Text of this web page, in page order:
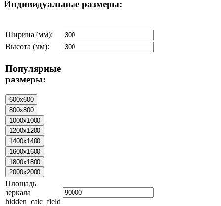
Индивидуальные размеры:
Ширина (мм):
Высота (мм):
Популярные
размеры:
Площадь
зеркала
hidden_calc_field